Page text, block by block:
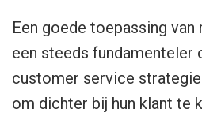
Een goede toepassing
een steeds fundamenteler
customer service
om dichter bij hun klant te